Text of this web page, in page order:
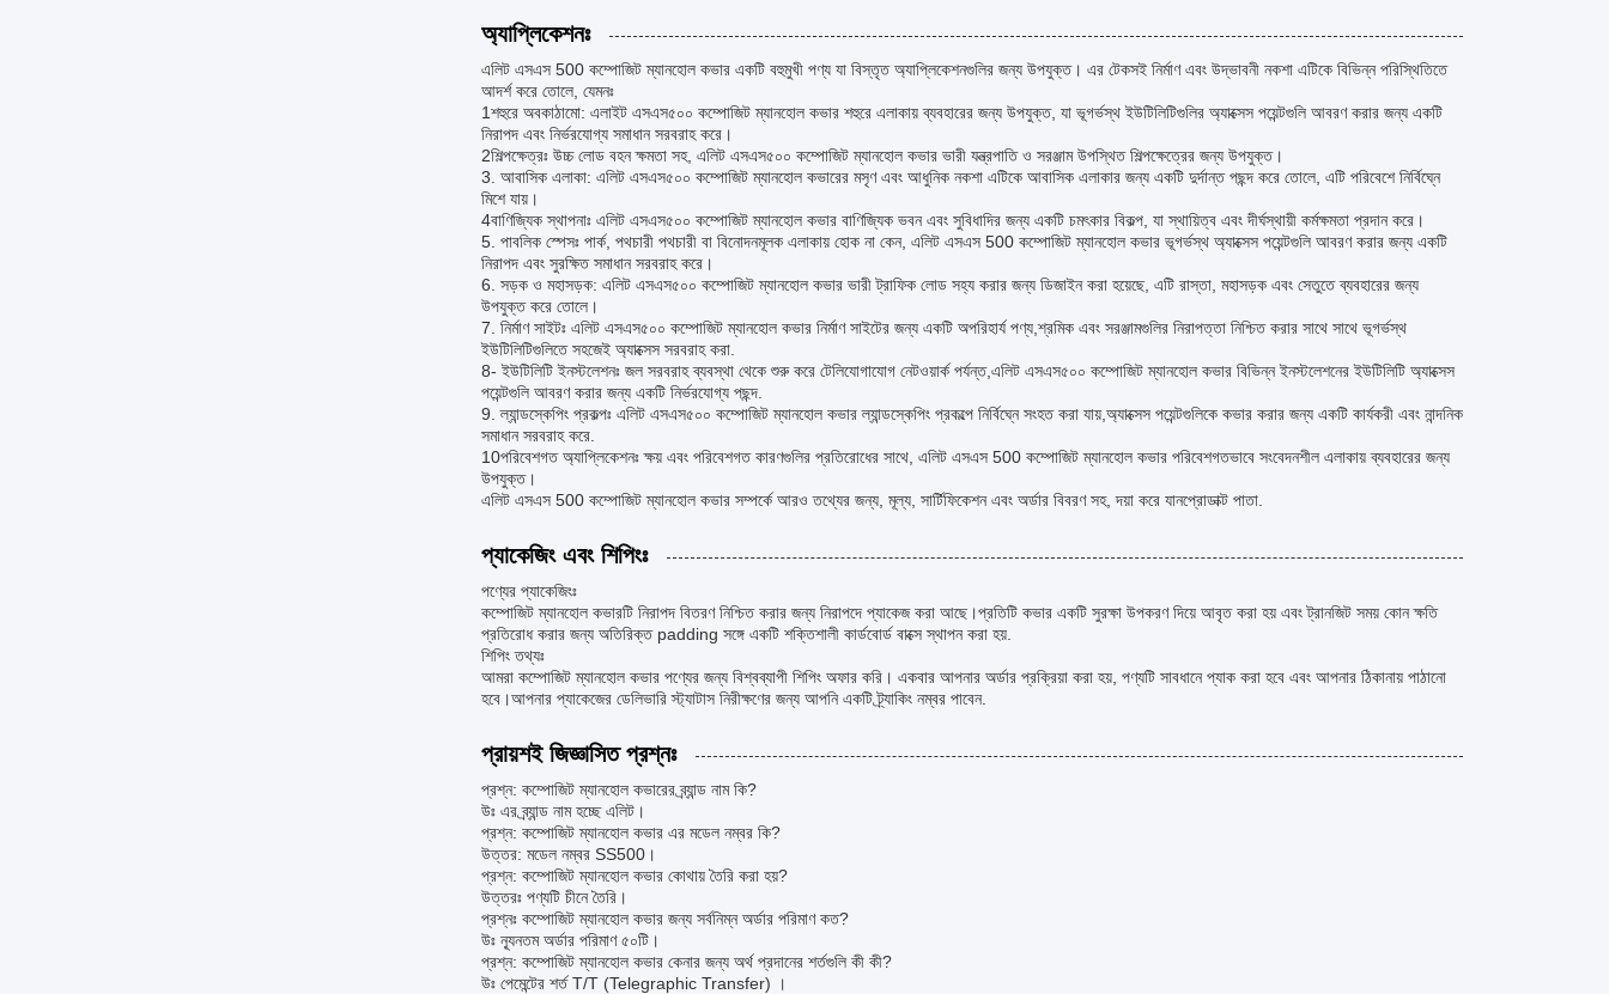
অ্যাপ্লিকেশনঃ
এলিট এসএস 500 কম্পোজিট ম্যানহোল কভার একটি বহুমুখী পণ্য যা বিস্তৃত অ্যাপ্লিকেশনগুলির জন্য উপযুক্ত। এর টেকসই নির্মাণ এবং উদ্ভাবনী নকশা এটিকে বিভিন্ন পরিস্থিতিতে
আদর্শ করে তোলে, যেমনঃ
1শহুরে অবকাঠামো: এলাইট এসএস৫০০ কম্পোজিট ম্যানহোল কভার শহুরে এলাকায় ব্যবহারের জন্য উপযুক্ত, যা ভূগর্ভস্থ ইউটিলিটিগুলির অ্যাক্সেস পয়েন্টগুলি আবরণ করার জন্য একটি
নিরাপদ এবং নির্ভরযোগ্য সমাধান সরবরাহ করে।
2শিল্পক্ষেত্রঃ উচ্চ লোড বহন ক্ষমতা সহ, এলিট এসএস৫০০ কম্পোজিট ম্যানহোল কভার ভারী যন্ত্রপাতি ও সরঞ্জাম উপস্থিত শিল্পক্ষেত্রের জন্য উপযুক্ত।
3. আবাসিক এলাকা: এলিট এসএস৫০০ কম্পোজিট ম্যানহোল কভারের মসৃণ এবং আধুনিক নকশা এটিকে আবাসিক এলাকার জন্য একটি দুর্দান্ত পছন্দ করে তোলে, এটি পরিবেশে নির্বিঘ্নে
মিশে যায়।
4বাণিজ্যিক স্থাপনাঃ এলিট এসএস৫০০ কম্পোজিট ম্যানহোল কভার বাণিজ্যিক ভবন এবং সুবিধাদির জন্য একটি চমৎকার বিকল্প, যা স্থায়িত্ব এবং দীর্ঘস্থায়ী কর্মক্ষমতা প্রদান করে।
5. পাবলিক স্পেসঃ পার্ক, পথচারী পথচারী বা বিনোদনমূলক এলাকায় হোক না কেন, এলিট এসএস 500 কম্পোজিট ম্যানহোল কভার ভূগর্ভস্থ অ্যাক্সেস পয়েন্টগুলি আবরণ করার জন্য একটি
নিরাপদ এবং সুরক্ষিত সমাধান সরবরাহ করে।
6. সড়ক ও মহাসড়ক: এলিট এসএস৫০০ কম্পোজিট ম্যানহোল কভার ভারী ট্রাফিক লোড সহ্য করার জন্য ডিজাইন করা হয়েছে, এটি রাস্তা, মহাসড়ক এবং সেতুতে ব্যবহারের জন্য
উপযুক্ত করে তোলে।
7. নির্মাণ সাইটঃ এলিট এসএস৫০০ কম্পোজিট ম্যানহোল কভার নির্মাণ সাইটের জন্য একটি অপরিহার্য পণ্য,শ্রমিক এবং সরঞ্জামগুলির নিরাপত্তা নিশ্চিত করার সাথে সাথে ভূগর্ভস্থ
ইউটিলিটিগুলিতে সহজেই অ্যাক্সেস সরবরাহ করা.
8- ইউটিলিটি ইনস্টলেশনঃ জল সরবরাহ ব্যবস্থা থেকে শুরু করে টেলিযোগাযোগ নেটওয়ার্ক পর্যন্ত,এলিট এসএস৫০০ কম্পোজিট ম্যানহোল কভার বিভিন্ন ইনস্টলেশনের ইউটিলিটি অ্যাক্সেস
পয়েন্টগুলি আবরণ করার জন্য একটি নির্ভরযোগ্য পছন্দ.
9. ল্যান্ডস্কেপিং প্রকল্পঃ এলিট এসএস৫০০ কম্পোজিট ম্যানহোল কভার ল্যান্ডস্কেপিং প্রকল্পে নির্বিঘ্নে সংহত করা যায়,অ্যাক্সেস পয়েন্টগুলিকে কভার করার জন্য একটি কার্যকরী এবং নান্দনিক
সমাধান সরবরাহ করে.
10পরিবেশগত অ্যাপ্লিকেশনঃ ক্ষয় এবং পরিবেশগত কারণগুলির প্রতিরোধের সাথে, এলিট এসএস 500 কম্পোজিট ম্যানহোল কভার পরিবেশগতভাবে সংবেদনশীল এলাকায় ব্যবহারের জন্য
উপযুক্ত।
এলিট এসএস 500 কম্পোজিট ম্যানহোল কভার সম্পর্কে আরও তথ্যের জন্য, মূল্য, সার্টিফিকেশন এবং অর্ডার বিবরণ সহ, দয়া করে যানপ্রোডাক্ট পাতা
প্যাকেজিং এবং শিপিংঃ
পণ্যের প্যাকেজিংঃ
কম্পোজিট ম্যানহোল কভারটি নিরাপদ বিতরণ নিশ্চিত করার জন্য নিরাপদে প্যাকেজ করা আছে।প্রতিটি কভার একটি সুরক্ষা উপকরণ দিয়ে আবৃত করা হয় এবং ট্রানজিট সময় কোন ক্ষতি
প্রতিরোধ করার জন্য অতিরিক্ত padding সঙ্গে একটি শক্তিশালী কার্ডবোর্ড বাক্সে স্থাপন করা হয়.
শিপিং তথ্যঃ
আমরা কম্পোজিট ম্যানহোল কভার পণ্যের জন্য বিশ্বব্যাপী শিপিং অফার করি। একবার আপনার অর্ডার প্রক্রিয়া করা হয়, পণ্যটি সাবধানে প্যাক করা হবে এবং আপনার ঠিকানায় পাঠানো
হবে।আপনার প্যাকেজের ডেলিভারি স্ট্যাটাস নিরীক্ষণের জন্য আপনি একটি ট্র্যাকিং নম্বর পাবেন.
প্রায়শই জিজ্ঞাসিত প্রশ্নঃ
প্রশ্ন: কম্পোজিট ম্যানহোল কভারের ব্র্যান্ড নাম কি?
উঃ এর ব্র্যান্ড নাম হচ্ছে এলিট।
প্রশ্ন: কম্পোজিট ম্যানহোল কভার এর মডেল নম্বর কি?
উত্তর: মডেল নম্বর SS500।
প্রশ্ন: কম্পোজিট ম্যানহোল কভার কোথায় তৈরি করা হয়?
উত্তরঃ পণ্যটি চীনে তৈরি।
প্রশ্নঃ কম্পোজিট ম্যানহোল কভার জন্য সর্বনিম্ন অর্ডার পরিমাণ কত?
উঃ ন্যূনতম অর্ডার পরিমাণ ৫০টি।
প্রশ্ন: কম্পোজিট ম্যানহোল কভার কেনার জন্য অর্থ প্রদানের শর্তগুলি কী কী?
উঃ পেমেন্টের শর্ত T/T (Telegraphic Transfer) ।